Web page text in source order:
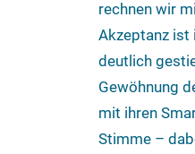
rechnen wir
Akzeptanz ist
deutlich
Gewöhnung
mit ihren
Stimme –